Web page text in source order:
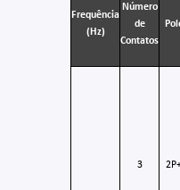
Frequência
(Hz)
Número
de
Contatos
3